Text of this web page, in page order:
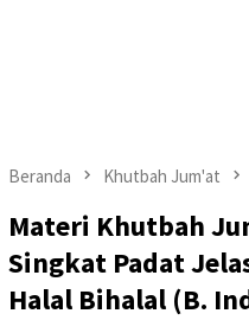
Beranda Khutbah Jum'at
Materi Khutbah
Singkat Padat
Halal Bihalal (B.